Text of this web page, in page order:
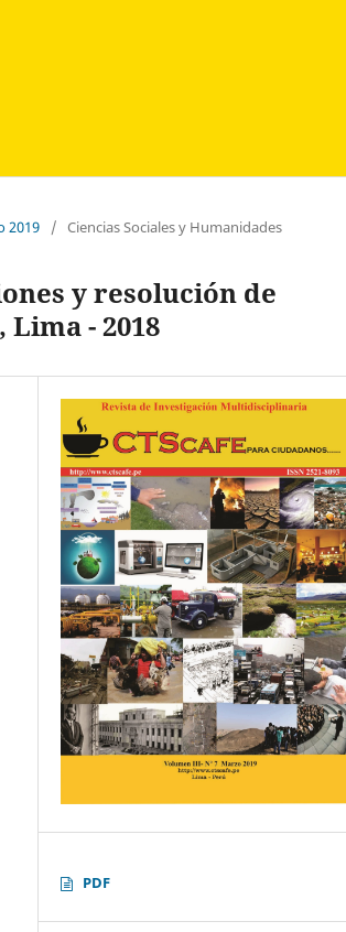
2019 / Ciencias Sociales y Humanidades
y resolución de
- 2018
PDF